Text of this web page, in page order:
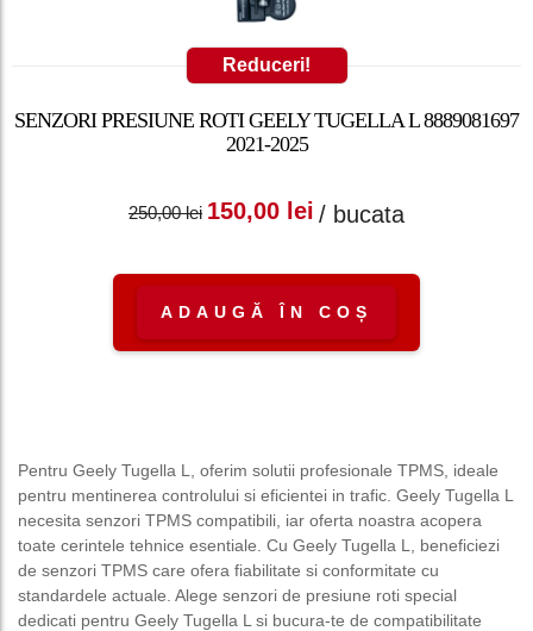
Reduceri!
SENZORI PRESIUNE ROTI GEELY TUGELLA L 8889081697
2021-2025
250,00lei
Prețul inițial a fost:
150,00 lei
Prețul curent
/ bucata
ADAUGĂ ÎN COȘ
Pentru Geely Tugella L, oferim solutii profesionale TPMS, ideale
pentru mentinerea controlului si eficientei in trafic. Geely Tugella L
necesita senzori TPMS compatibili, iar oferta noastra acopera
toate cerintele tehnice esentiale. Cu Geely Tugella L, beneficiezi
de senzori TPMS care ofera fiabilitate si conformitate cu
standardele actuale. Alege senzori de presiune roti special
dedicati pentru Geely Tugella L si bucura-te de compatibilitate